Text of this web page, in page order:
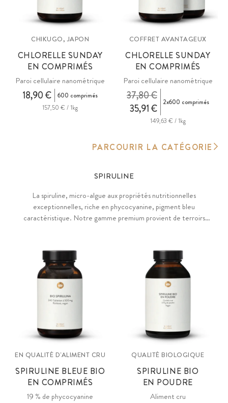
CHIKUGO, JAPON
CHLORELLE SUNDAY
EN COMPRIMÉS
Paroi cellulaire nanométrique
18,90 €
600 comprimés
157,50 € / 1kg
COFFRET AVANTAGEUX
CHLORELLE SUNDAY
EN COMPRIMÉS
Paroi cellulaire nanométrique
35,91 €
37,80 € 2x600 comprimés
149,63 € / 1kg
PARCOURIR LA CATÉGORIE
SPIRULINE
La spiruline, micro-algue aux propriétés nutritionnelles
exceptionnelles, riche en phycocyanine, pigment bleu
caractéristique. Notre gamme premium provient de terroirs
une spiruline pure et concentrée.
EN QUALITÉ D'ALIMENT CRU
SPIRULINE BLEUE BIO
EN COMPRIMÉS
19 % de phycocyanine
QUALITÉ BIOLOGIQUE
SPIRULINE BIO
EN POUDRE
Aliment cru